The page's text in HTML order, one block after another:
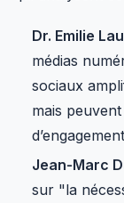
Dr. Emilie
médias
sociaux
mais
Jean-Marc
sur "la